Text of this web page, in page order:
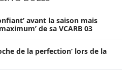
avant la saison mais
de sa VCARB 03
de la perfection’ lors de la